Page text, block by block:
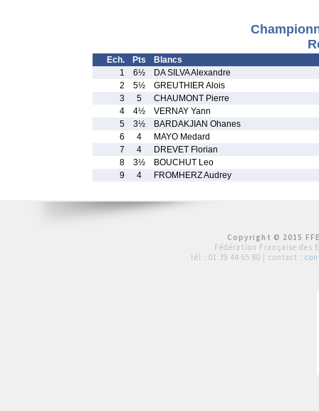
Ech. Pts
Blancs
1
6½
DA SILVA Alexandre
2
5½
GREUTHIER Alois
3
5
CHAUMONT Pierre
4
4½
VERNAY Yann
5
3½
BARDAKJIAN Ohanes
6
4
MAYO Medard
7
4
DREVET Florian
8
3½
BOUCHUT Leo
9
4 FROMHERZ Audrey
Copyright © 2015
Fédération Française des
tél : 01 39 44 65 80 | contact :